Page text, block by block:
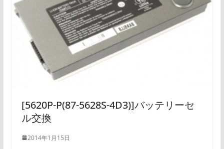
[5620P-P(87-5628S-4D3)]バッテリーセ
ル交換
2014年1月15日